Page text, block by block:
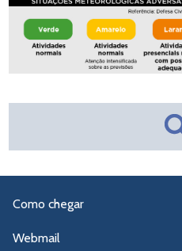
Como chegar
Webmail